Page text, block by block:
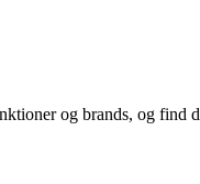
og brands, og find